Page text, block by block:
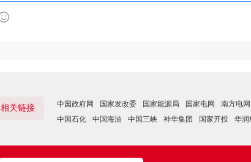
相关链接 中国政府网 国家发改委 国家能源局 国家电网 南方电网
中国石化
中国海油 中国三峡 神华集团 国家开投 华润